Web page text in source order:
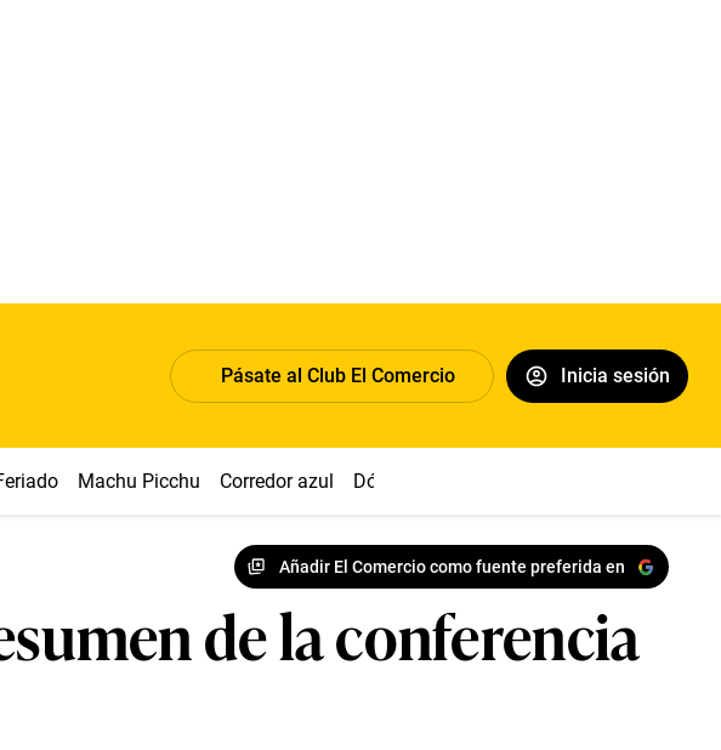
Pásate al Club El Comercio Inicia sesión
Machu Picchu Corredor azul Dólar
Añadir El Comercio como fuente preferida en
de la conferencia